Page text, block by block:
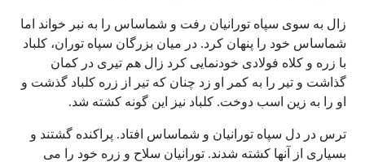
زال به سوی سپاه تورانیان رفت و شماساس را به نبر خواند اما
شماساس خود را پنهان کرد. در میان بزرگان سپاه توران، کلباد
با زره و کلاه فولادی خودنمایی کرد زال هم تیری در کمان
گذاشت و تیر را به کمر او زد چنان که تیر از زره کلباد گذشت و
او را به زین اسب دوخت. کلباد نیز این گونه کشته شد.
ترس در دل سپاه تورانیان و شماساس افتاد. پراکنده گشتند و
بسیاری از آنها کشته شدند. تورانیان سلاح و زره خود را می